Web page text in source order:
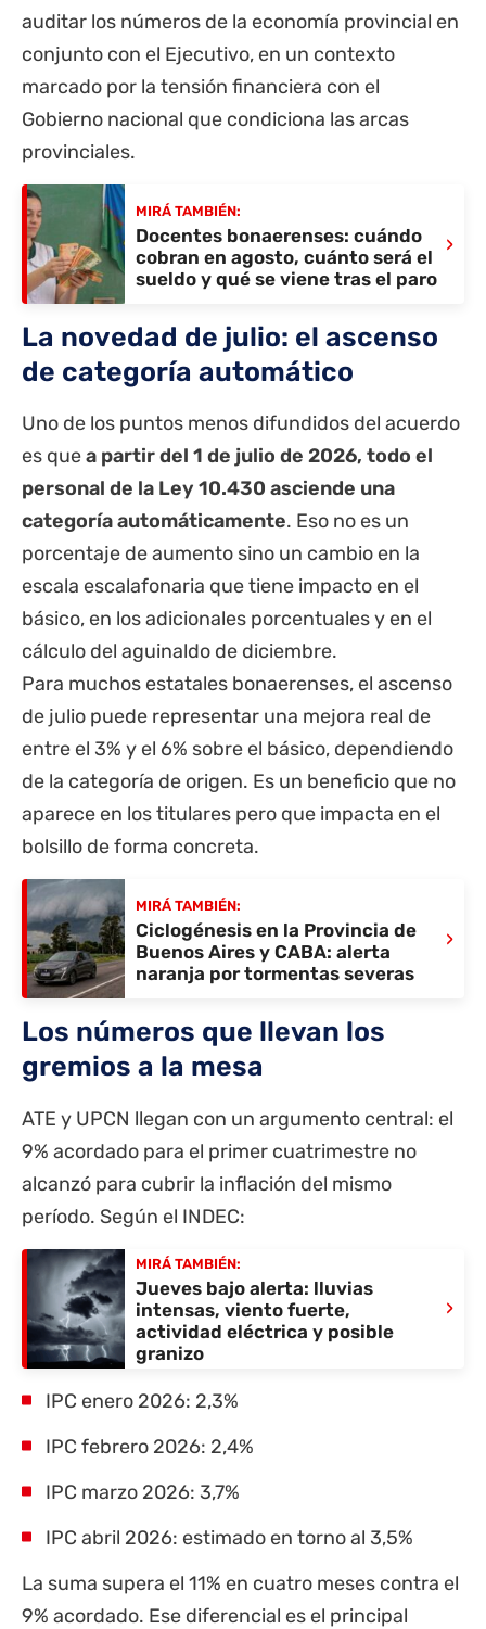
auditar los números de la economía provincial en
conjunto con el Ejecutivo, en un contexto
marcado por la tensión financiera con el
Gobierno nacional que condiciona las arcas
provinciales.
MIRÁ TAMBIÉN:
Docentes bonaerenses: cuándo
cobran en agosto, cuánto será el
sueldo y qué se viene tras el paro
›
La novedad de julio: el ascenso
de categoría automático
Uno de los puntos menos difundidos del acuerdo
es quea partir del 1 de julio de 2026, todo el
personal de la Ley 10.430 asciende una
categoría automáticamente. Eso no es un
porcentaje de aumento sino un cambio en la
escala escalafonaria que tiene impacto en el
básico, en los adicionales porcentuales y en el
cálculo del aguinaldo de diciembre.
Para muchos estatales bonaerenses, el ascenso
de julio puede representar una mejora real de
entre el 3% y el 6% sobre el básico, dependiendo
de la categoría de origen. Es un beneficio que no
aparece en los titulares pero que impacta en el
bolsillo de forma concreta.
MIRÁ TAMBIÉN:
Ciclogénesis en la Provincia de
Buenos Aires y CABA: alerta
naranja por tormentas severas
›
Los números que llevan los
gremios a la mesa
ATE y UPCN llegan con un argumento central: el
9% acordado para el primer cuatrimestre no
alcanzó para cubrir la inflación del mismo
período. Según el INDEC:
MIRÁ TAMBIÉN:
Jueves bajo alerta: lluvias
intensas, viento fuerte,
actividad eléctrica y posible
granizo
›
IPC enero 2026: 2,3%
IPC febrero 2026: 2,4%
IPC marzo 2026: 3,7%
IPC abril 2026: estimado en torno al 3,5%
La suma supera el 11% en cuatro meses contra el
9% acordado. Ese diferencial es el principal